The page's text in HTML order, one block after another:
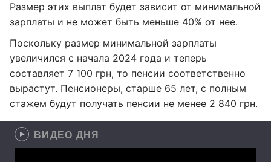
Размер этих выплат будет зависит от минимальной
зарплаты и не может быть меньше 40% от нее.
Поскольку размер минимальной зарплаты
увеличился с начала 2024 года и теперь
составляет 7 100 грн, то пенсии соответственно
вырастут. Пенсионеры, старше 65 лет, с полным
стажем будут получать пенсии не менее 2 840 грн.
ВИДЕО ДНЯ